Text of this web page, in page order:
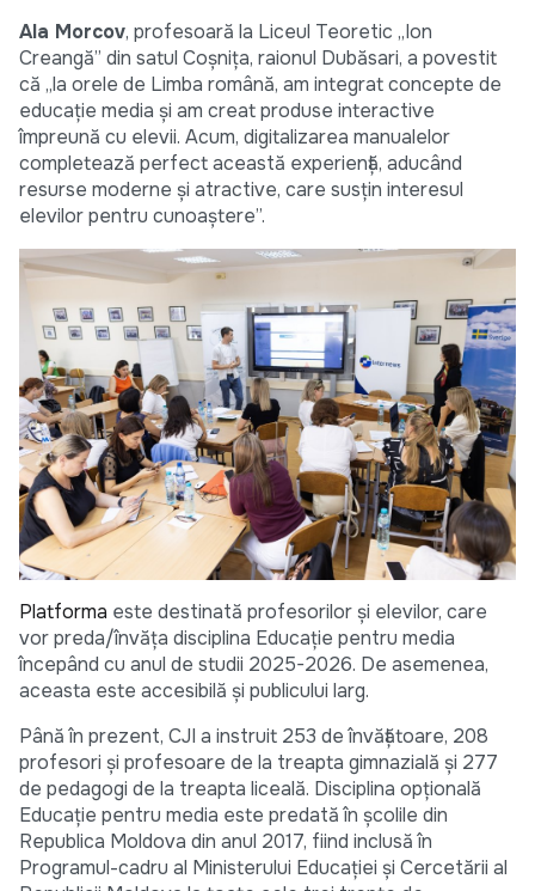
Ala Morcov, profesoară la Liceul Teoretic „Ion
Creangă” din satul Coșnița, raionul Dubăsari, a povestit
că „la orele de Limba română, am integrat concepte de
educație media și am creat produse interactive
împreună cu elevii. Acum, digitalizarea manualelor
completează perfect această experiență, aducând
resurse moderne și atractive, care susțin interesul
elevilor pentru cunoaștere”.
Platforma este destinată profesorilor și elevilor, care
vor preda/învăța disciplina Educație pentru media
începând cu anul de studii 2025-2026. De asemenea,
aceasta este accesibilă și publicului larg.
Până în prezent, CJI a instruit 253 de învățătoare, 208
profesori și profesoare de la treapta gimnazială şi 277
de pedagogi de la treapta liceală. Disciplina opțională
Educație pentru media este predată în școlile din
Republica Moldova din anul 2017, fiind inclusă în
Programul-cadru al Ministerului Educaţiei şi Cercetării al